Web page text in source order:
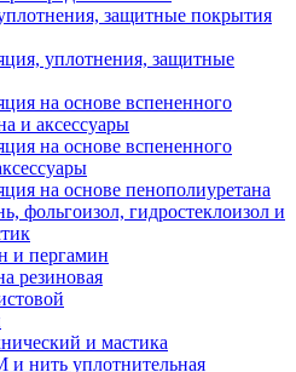
защитные покрытия
уплотнения, защитные
на основе вспененного
и аксессуары
на основе вспененного
на основе пенополиуретана
фольгоизол, гидростеклоизол и
и пергамин
резиновая
и мастика
нить уплотнительная